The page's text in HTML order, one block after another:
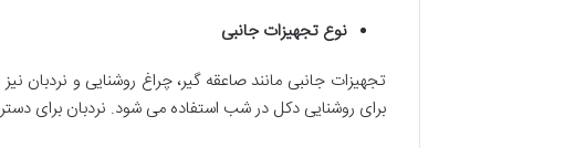
نوع تجهیزات جانبی
تجهیزات جانبی مانند صاعقه گیر، چراغ روشنایی و نردبان
برای روشنایی دکل در شب استفاده می شود. نردبان برای